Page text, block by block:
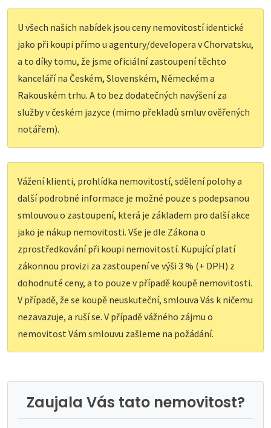
U všech našich nabídek jsou ceny nemovitostí identické
jako při koupi přímo u agentury/developera v Chorvatsku,
a to díky tomu, že jsme oficiální zastoupení těchto
kanceláří na Českém, Slovenském, Německém a
Rakouském trhu. A to bez dodatečných navýšení za
služby v českém jazyce (mimo překladů smluv ověřených
notářem).
Vážení klienti, prohlídka nemovitostí, sdělení polohy a
další podrobné informace je možné pouze s podepsanou
smlouvou o zastoupení, která je základem pro další akce
jako je nákup nemovitosti. Vše je dle Zákona o
zprostředkování při koupi nemovitostí. Kupující platí
zákonnou provizi za zastoupení ve výši 3 % (+ DPH) z
dohodnuté ceny, a to pouze v případě koupě nemovitosti.
V případě, že se koupě neuskuteční, smlouva Vás k ničemu
nezavazuje, a ruší se. V případě vážného zájmu o
nemovitost Vám smlouvu zašleme na požádání.
Zaujala Vás tato nemovitost?